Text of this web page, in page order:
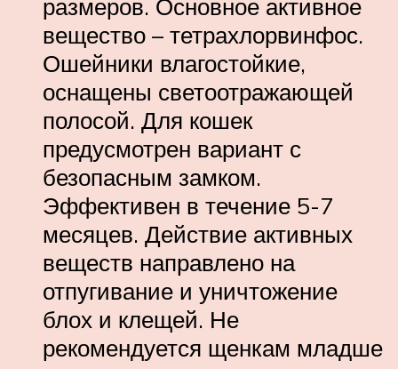
размеров. Основное активное
вещество – тетрахлорвинфос.
Ошейники влагостойкие,
оснащены светоотражающей
полосой. Для кошек
предусмотрен вариант с
безопасным замком.
Эффективен в течение 5-7
месяцев. Действие активных
веществ направлено на
отпугивание и уничтожение
блох и клещей. Не
рекомендуется щенкам младше